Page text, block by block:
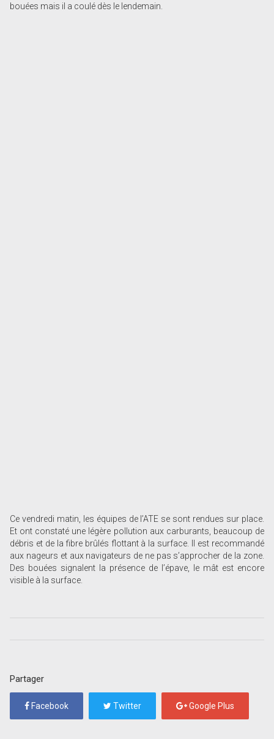
bouées mais il a coulé dès le lendemain.
Ce vendredi matin, les équipes de l’ATE se sont rendues sur place.
Et ont constaté une légère pollution aux carburants, beaucoup de
débris et de la fibre brûlés flottant à la surface. Il est recommandé
aux nageurs et aux navigateurs de ne pas s’approcher de la zone.
Des bouées signalent la présence de l’épave, le mât est encore
visible à la surface.
Partager
Facebook Twitter Google Plus